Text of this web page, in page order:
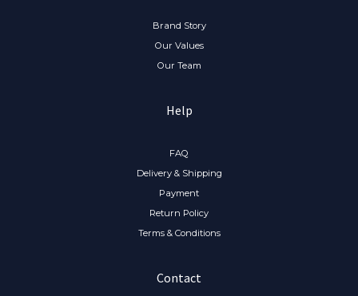
Brand Story
Our Values
Our Team
Help
FAQ
Delivery & Shipping
Payment
Return Policy
Terms & Conditions
Contact